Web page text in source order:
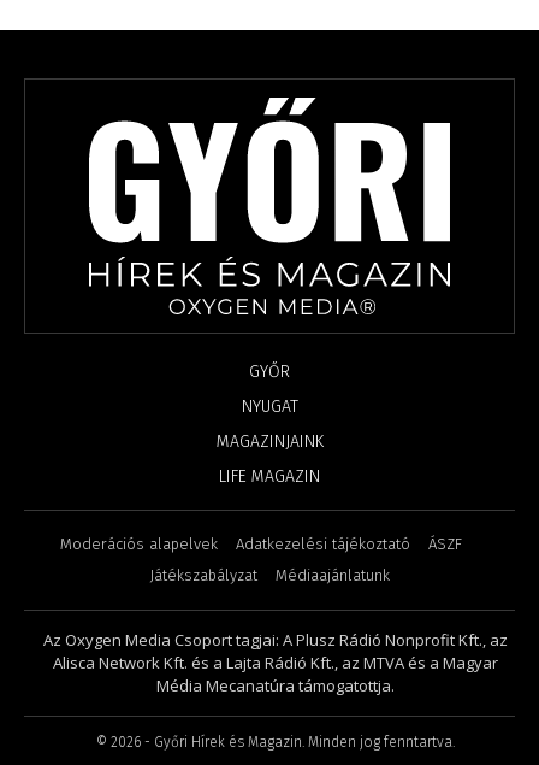
GYŐR
NYUGAT
MAGAZINJAINK
LIFE MAGAZIN
Moderációs alapelvek Adatkezelési tájékoztató
ÁSZF
Játékszabályzat
Médiaajánlatunk
Az Oxygen Media Csoport tagjai: A Plusz Rádió Nonprofit Kft., az
Alisca Network Kft. és a Lajta Rádió Kft., az MTVA és a Magyar
Média Mecanatúra támogatottja.
© 2026 - Győri Hírek és Magazin. Minden jog fenntartva.